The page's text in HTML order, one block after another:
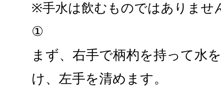
※手水は飲むものではありませ
①
まず、右手で柄杓を持って水
け、左手を清めます。